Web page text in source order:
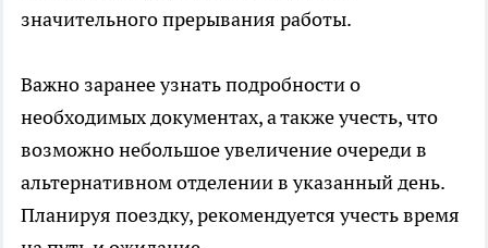
значительного прерывания работы.
Важно заранее узнать подробности о
необходимых документах, а также учесть, что
возможно небольшое увеличение очереди в
альтернативном отделении в указанный день.
Планируя поездку, рекомендуется учесть время